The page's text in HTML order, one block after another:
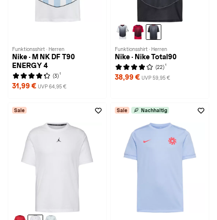
Funktionsshirt · Herren
Nike · M NK DF T90
ENERGY 4
(3) 1
31,99 € UVP 64,95 €
Funktionsshirt · Herren
Nike · Nike Total90
(22) 1
38,99 € UVP 59,95 €
Sale Sale Nachhaltig